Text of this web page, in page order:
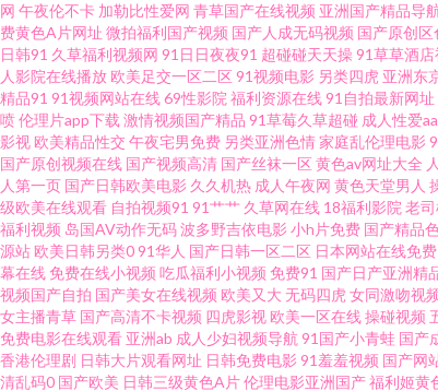
www天堂黄 色玖玖精品 91一本道福利社 欧美瘙逼 91九色国
91色啦自拍 另类春色校园亚洲国产 91地址在线导航黑料 九九
日韩国产婷婷 韩国色片在线 日韩伦理在线视频 久久男人的天
乱轮一区二区 亚洲黄色官网 大香蕉伊人av 亚洲成人黄色免
成人网 东方AV东方在线 在线免费观看毛片基地 国产黄色在
色色的网 99国产福利导航 日本ar不卡 91视色 欧美91蝌蚪九
香蕉久久 四虎在线视频A片 ts赵恩静肛交 四虎青青WWW 俺
网 午夜伦不卡 加勒比性爱网 青草国产在线视频 亚洲国产精品导
费黄色A片网址 微拍福利国产视频 国产人成无码视频 国产原创区
日韩91 久草福利视频网 91日日夜夜91 超碰碰天天操91草草酒店
人影院在线播放 欧美足交一区二区 91视频电影 另类四虎 亚洲东
精品91 91视频网站在线69性影院 福利资源在线91自拍最新网址
喷伦理片app下载 激情视频国产精品 91草莓久草超碰 成人性爱
影视 欧美精品性交 午夜宅男免费 另类亚洲色情家庭乱伦理电影
国产原创视频在线 国产视频高清 国产丝袜一区 黄色av网址大全
人第一页 国产日韩欧美电影 久久机热 成人午夜网 黄色天堂男人
级欧美在线观看 自拍视频91 91艹艹 久草网在线 18福利影院 老
福利视频 岛国AV动作无码波多野吉依电影 小h片免费 国产精品
源站 欧美日韩另类091华人 国产日韩一区二区 日本网站在线免费
幕在线 免费在线小视频 吃瓜福利小视频 免费91 国产日产亚洲精
视频国产自拍 国产美女在线视频 欧美又大 无码四虎 女同激吻视
女主播青草 国产高清不卡视频 四虎影视 欧美一区在线操碰视频
免费电影在线观看 亚洲ab 成人少妇视频导航 91国产小青蛙 国产
香港伦理剧 日韩大片观看网址 日韩免费电影 91羞羞视频 国产网
清乱码0 国产欧美 日韩三级黄色A片伦理电影亚洲国产福利姬黄